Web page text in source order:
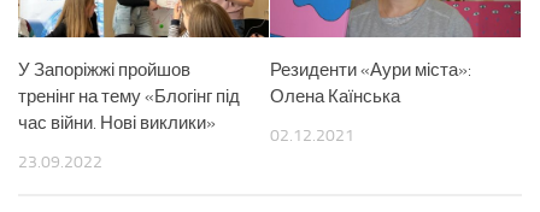
У Запоріжжі пройшов
тренінг на тему «Блогінг під
час війни. Нові виклики»
23.09.2022
Резиденти «Аури міста»:
Олена Каїнська
02.12.2021